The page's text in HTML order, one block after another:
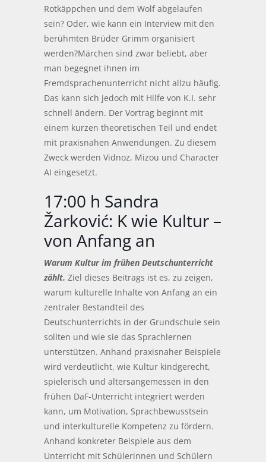
Rotkäppchen und dem Wolf abgelaufen
sein? Oder, wie kann ein Interview mit den
berühmten Brüder Grimm organisiert
werden?Märchen sind zwar beliebt, aber
man begegnet ihnen im
Fremdsprachenunterricht nicht allzu häufig.
Das kann sich jedoch mit Hilfe von K.I. sehr
schnell ändern. Der Vortrag beginnt mit
einem kurzen theoretischen Teil und endet
mit praxisnahen Anwendungen. Zu diesem
Zweck werden Vidnoz, Mizou und Character
AI eingesetzt.
17:00 h Sandra
Žarković: K wie Kultur –
von Anfang an
Warum Kultur im frühen Deutschunterricht
zählt. Ziel dieses Beitrags ist es, zu zeigen,
warum kulturelle Inhalte von Anfang an ein
zentraler Bestandteil des
Deutschunterrichts in der Grundschule sein
sollten und wie sie das Sprachlernen
unterstützen. Anhand praxisnaher Beispiele
wird verdeutlicht, wie Kultur kindgerecht,
spielerisch und altersangemessen in den
frühen DaF-Unterricht integriert werden
kann, um Motivation, Sprachbewusstsein
und interkulturelle Kompetenz zu fördern.
Anhand konkreter Beispiele aus dem
Unterricht mit Schülerinnen und Schülern